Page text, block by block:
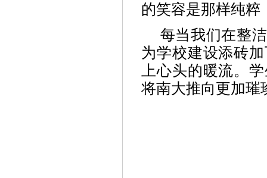
的笑容是那样纯粹
每当我们在整
为学校建设添砖
上心头的暖流。
将南大推向更加璀